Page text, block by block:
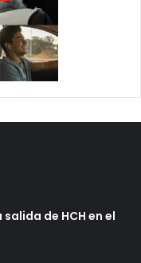
de HCH en el